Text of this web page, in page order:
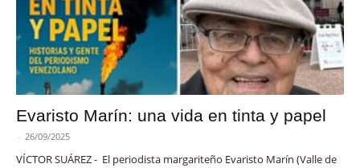
Evaristo Marín: una vida en tinta y papel
- 26/09/2025
VÍCTOR SUÁREZ - El periodista margariteño Evaristo Marín (Valle de